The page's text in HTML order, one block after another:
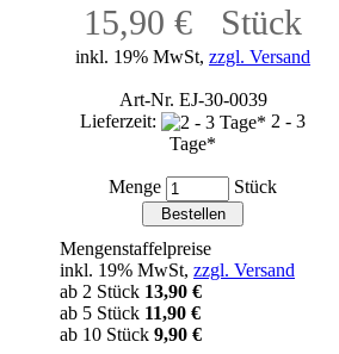
15,90 € Stück
inkl. 19% MwSt, zzgl. Versand
Art-Nr. EJ-30-0039
Lieferzeit:
2 - 3
Tage*
Menge Stück
Mengenstaffelpreise
inkl. 19% MwSt, zzgl. Versand
ab 2 Stück 13,90 €
ab 5 Stück 11,90 €
ab 10 Stück 9,90 €